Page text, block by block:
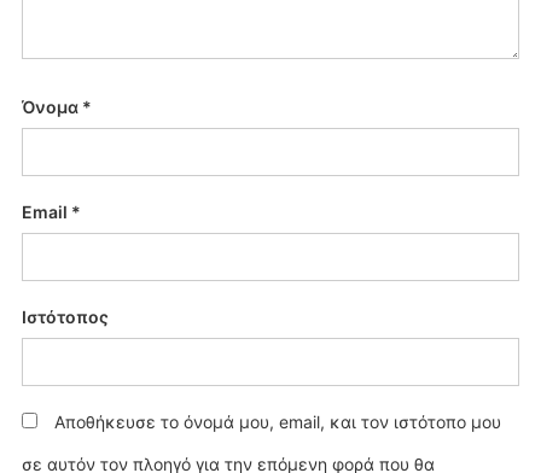
Όνομα *
Email *
Ιστότοπος
Αποθήκευσε το όνομά μου, email, και τον ιστότοπο μου
σε αυτόν τον πλοηγό για την επόμενη φορά που θα